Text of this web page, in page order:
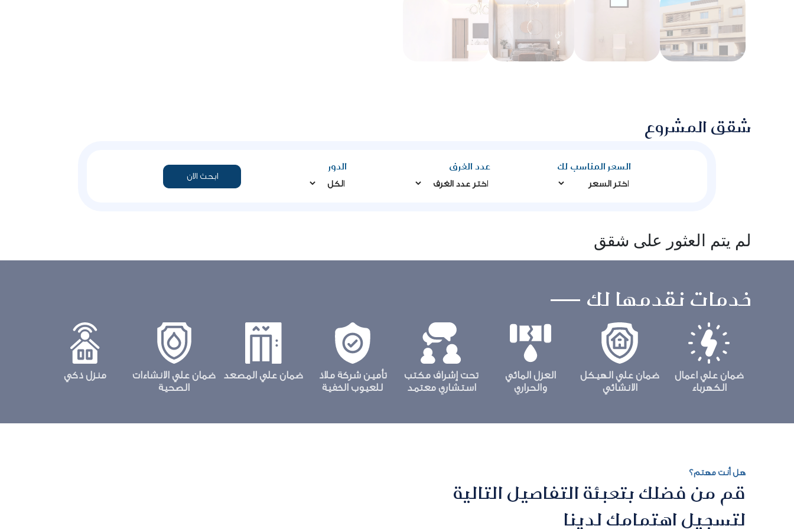
شقق المشروع
السعر المناسب لك عدد الغرف الدور
لم يتم العثور على شقق
خدمات نقدمها لك
ضمان علي اعمال
الكهرباء
ضمان علي الهيكل
الانشائي
العزل المائي
والحراري
تحت إشراف مكتب
استشاري معتمد
تأمين شركة ملاذ
للعيوب الخفية
ضمان علي المصعد
ضمان علي الانشاءات
الصحية
منزل ذكي
هل أنت مهتم؟
قم من فضلك بتعبئة التفاصيل التالية
لتسجيل اهتمامك لدينا